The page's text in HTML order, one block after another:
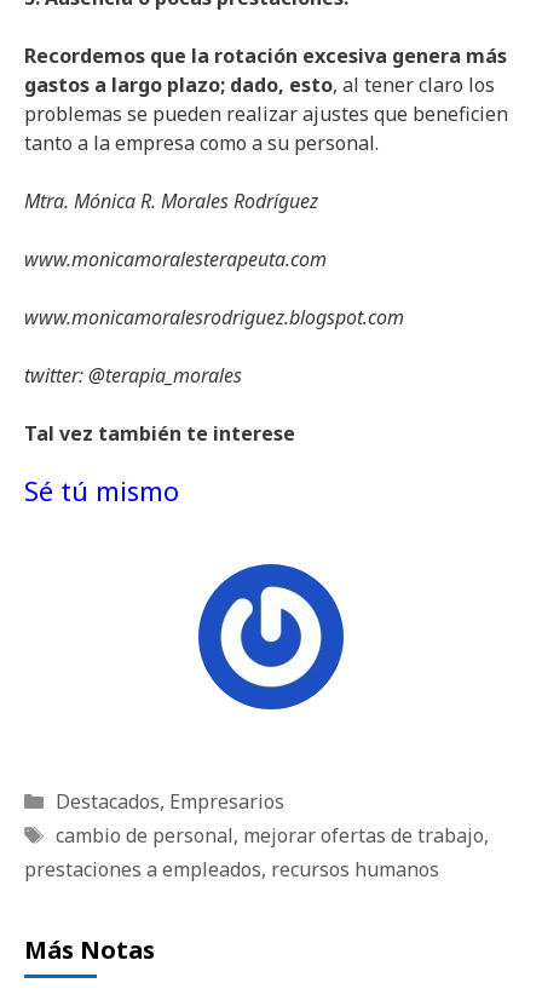
Recordemos que la rotación excesiva genera más
gastos a largo plazo; dado, esto, al tener claro los
problemas se pueden realizar ajustes que beneficien
tanto a la empresa como a su personal.
Mtra. Mónica R. Morales Rodríguez
www.monicamoralesterapeuta.com
www.monicamoralesrodriguez.blogspot.com
twitter: @terapia_morales
Tal vez también te interese
Sé tú mismo
Categorías
Destacados, Empresarios
Etiquetas
cambio de personal, mejorar ofertas de trabajo,
prestaciones a empleados, recursos humanos
Más Notas